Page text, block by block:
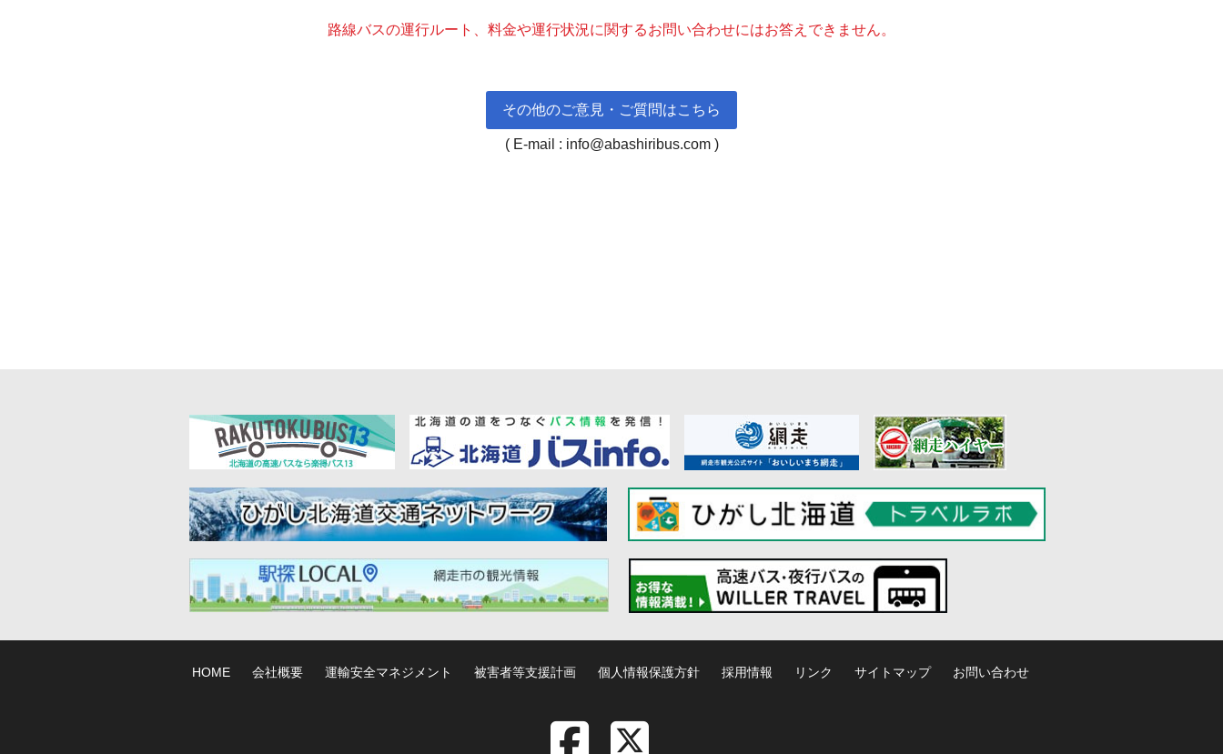
路線バスの運行ルート、料金や運行状況に関するお問い合わせにはお答えできません。
その他のご意見・ご質問はこちら
( E-mail : info@abashiribus.com )
HOME 会社概要 運輸安全マネジメント 被害者等支援計画 個人情報保護方針 採用情報 リンク サイトマップ お問い合わせ